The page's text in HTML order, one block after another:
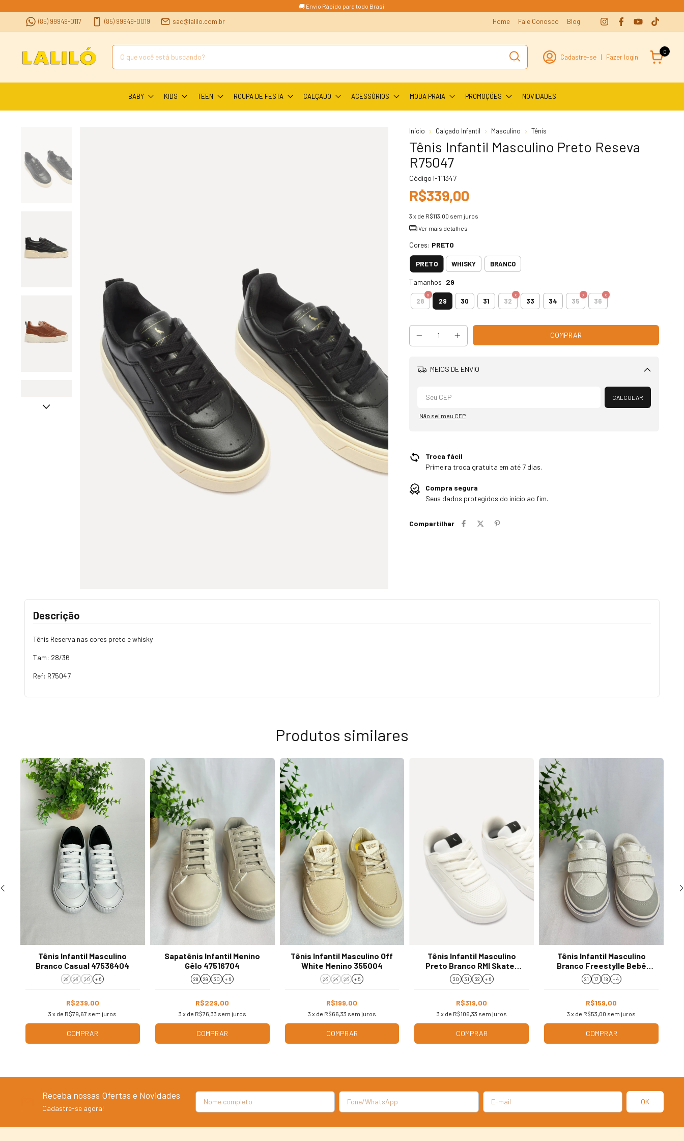
🚚 Envio Rápido para todo Brasil
(85) 99949-0117 (85) 99949-0019 sac@lalilo.com.br Home Fale Conosco Blog
Cadastre-se | Fazer login
0
BABY KIDS TEEN ROUPA DE FESTA CALÇADO ACESSÓRIOS MODA PRAIA PROMOÇÕES NOVIDADES
Início Calçado Infantil Masculino Tênis
Tênis Infantil Masculino Preto Reseva
R75047
Código I-111347
R$339,00
3 x de R$113,00 sem juros
Ver mais detalhes
Cores: PRETO
PRETO WHISKY BRANCO
Tamanhos: 29
28 29 30 31 32 33 34 35 36
MEIOS DE ENVIO
Alterar CEP
CALCULAR
Não sei meu CEP
Troca fácil
Primeira troca gratuita em até 7 dias.
Compra segura
Seus dados protegidos do início ao fim.
Compartilhar
Descrição
Tênis Reserva nas cores preto e whisky
Tam: 28/36
Ref: R75047
Produtos similares
Tênis Infantil Masculino
Branco Casual 47536404
28 29 30 + 6
R$239,00
3 x de R$79,67 sem juros
COMPRAR
Sapatênis Infantil Menino
Gêlo 47516704
28 29 30 + 6
R$229,00
3 x de R$76,33 sem juros
COMPRAR
Tênis Infantil Masculino Off
White Menino 355004
23 24 25 + 5
R$199,00
3 x de R$66,33 sem juros
COMPRAR
Tênis Infantil Masculino
Preto Branco RMI Skater
R75098
30 31 32 + 6
R$319,00
3 x de R$106,33 sem juros
COMPRAR
Tênis Infantil Masculino
Branco Freestylle Bebê
Menino 259044
21 17 18 + 4
R$159,00
3 x de R$53,00 sem juros
COMPRAR
Receba nossas Ofertas e Novidades
Cadastre-se agora!